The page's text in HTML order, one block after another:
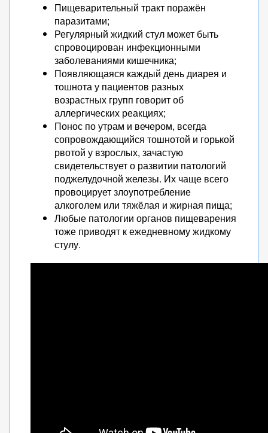
Пищеварительный тракт поражён
паразитами;
Регулярный жидкий стул может быть
спровоцирован инфекционными
заболеваниями кишечника;
Появляющаяся каждый день диарея и
тошнота у пациентов разных
возрастных групп говорит об
аллергических реакциях;
Понос по утрам и вечером, всегда
сопровождающийся тошнотой и горькой
рвотой у взрослых, зачастую
свидетельствует о развитии патологий
поджелудочной железы. Их чаще всего
провоцирует злоупотребление
алкоголем или тяжёлая и жирная пища;
Любые патологии органов пищеварения
тоже приводят к ежедневному жидкому
стулу.